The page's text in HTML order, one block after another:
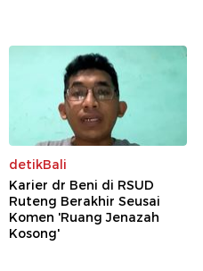
detikBali
Karier dr Beni di RSUD
Ruteng Berakhir Seusai
Komen 'Ruang Jenazah
Kosong'